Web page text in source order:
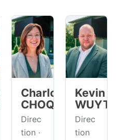
Charlotte
CHOQUET
Direc
tion ·
Kevin
WUYTS
Direc
tion